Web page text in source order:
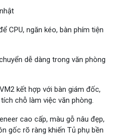
CPU, ngăn kéo, bàn phím tiện
dễ dàng trong văn phòng
kết hợp với bàn giám đốc,
chỗ làm việc văn phòng.
cao cấp, màu gỗ nâu đẹp,
gốc rõ ràng khiến Tủ phụ bền